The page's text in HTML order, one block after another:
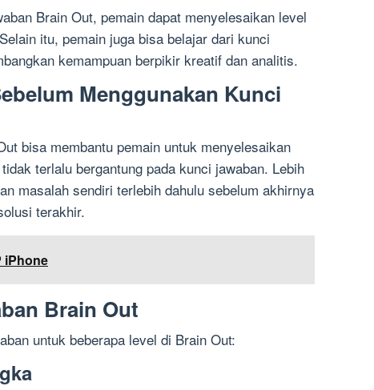
Brain Out, pemain dapat menyelesaikan level
itu, pemain juga bisa belajar dari kunci
kemampuan berpikir kreatif dan analitis.
Menggunakan Kunci
bisa membantu pemain untuk menyelesaikan
terlalu bergantung pada kunci jawaban. Lebih
masalah sendiri terlebih dahulu sebelum akhirnya
terakhir.
iPhone
Brain Out
untuk beberapa level di Brain Out: